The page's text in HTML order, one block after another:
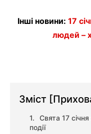
Інші новини: 17
людей –
Зміст
Свята 17
події